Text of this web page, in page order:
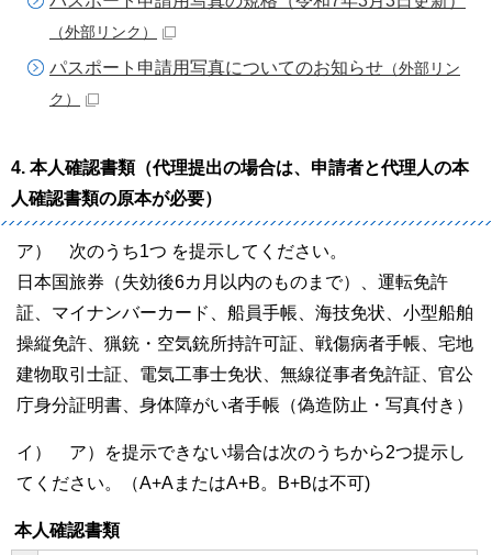
（外部リンク）
パスポート申請用写真についてのお知らせ （外部リン
ク）
4. 本人確認書類（代理提出の場合は、申請者と代理人の本
人確認書類の原本が必要）
ア） 次のうち1つ を提示してください。
日本国旅券（失効後6カ月以内のものまで）、運転免許
証、マイナンバーカード、船員手帳、海技免状、小型船舶
操縦免許、猟銃・空気銃所持許可証、戦傷病者手帳、宅地
建物取引士証、電気工事士免状、無線従事者免許証、官公
庁身分証明書、身体障がい者手帳（偽造防止・写真付き）
イ） ア）を提示できない場合は次のうちから2つ提示し
てください。（A+AまたはA+B。B+Bは不可)
本人確認書類